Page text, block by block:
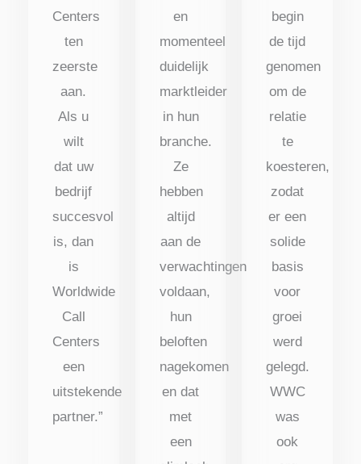
Centers
ten
zeerste
aan.
Als u
wilt
dat uw
bedrijf
succesvol
is, dan
is
Worldwide
Call
Centers
een
uitstekende
partner.”
en
momenteel
duidelijk
marktleider
in hun
branche.
Ze
hebben
altijd
aan de
verwachtingen
voldaan,
hun
beloften
nagekomen
en dat
met
een
begin
de tijd
genomen
om de
relatie
te
koesteren,
zodat
er een
solide
basis
voor
groei
werd
gelegd.
WWC
was
ook